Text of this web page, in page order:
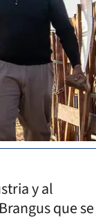
y al
que se